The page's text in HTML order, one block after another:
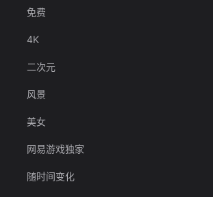
免费
4K
二次元
风景
美女
网易游戏独家
随时间变化